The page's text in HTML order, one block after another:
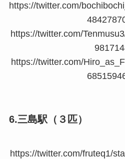
https://twitter.com/
https://twitter.com/
https://twitter.com/
6.三島駅（３匹）
https://twitter.com/fruteq1/